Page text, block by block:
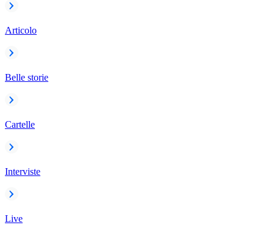
Articolo
Belle storie
Cartelle
Interviste
Live